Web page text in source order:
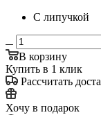
С липучкой
В корзину
Купить в 1 клик
Рассчитать
Хочу в подарок